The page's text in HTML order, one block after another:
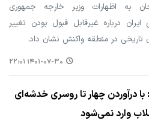
به اظهارات وزیر خارجه جمهوری
ایران درباره غیرقابل قبول بودن تغییر
تاریخی در منطقه واکنش نشان داد.
۱۴۰۱-۰۷-۳۰ ۲۲:۰۱
با درآوردن چهار تا روسری خدشه‌ای
وارد نمی‌شود